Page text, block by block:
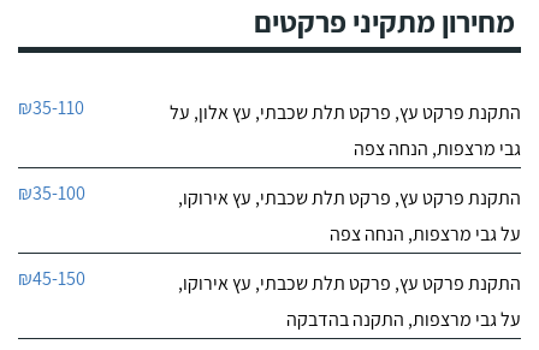
מחירון מתקיני פרקטים
התקנת פרקט עץ, פרקט תלת שכבתי, עץ אלון, על
גבי מרצפות, הנחה צפה
₪35-110
התקנת פרקט עץ, פרקט תלת שכבתי, עץ אירוקו,
על גבי מרצפות, הנחה צפה
₪35-100
התקנת פרקט עץ, פרקט תלת שכבתי, עץ אירוקו,
על גבי מרצפות, התקנה בהדבקה
₪45-150